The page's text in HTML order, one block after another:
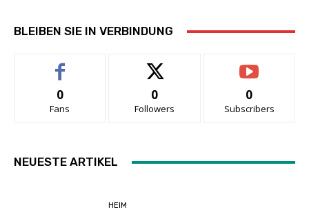
BLEIBEN SIE IN VERBINDUNG
0
Fans
0
Followers
0
Subscribers
NEUESTE ARTIKEL
HEIM